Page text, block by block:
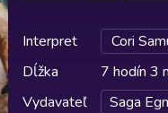
Interpret
Cori
Dĺžka
7 hodín 3
Vydavateľ
Saga